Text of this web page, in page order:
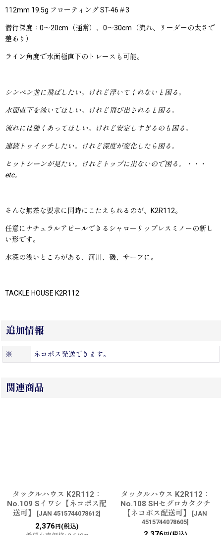
112mm 19.5g フローティング ST-46＃3
潜行深度：0〜20cm（通常）、0〜30cm（流れ、リーダーの太さで
差あり）
ライン角度で水面極直下のトレースも可能。
シンペン並に飛ばしたい。けれど浮いてくれないと困る。
水面直下を泳いでほしい。けれど飛び出されると困る。
流れには強くあってほしい。けれど安定しすぎるのも困る。
連続トゥイッチしたい。けれど深度が変化したら困る。
ヒットシーンが見たい。けれどトップに出ないので困る。・・・
etc。
そんな無茶な要求に同時にこたえられるのが、K2R112。
任意にナチュラルアピールできるシャローリップレスミノーの新し
い形です。
水深の浅いところがある、河川、磯、サーフに。
TACKLE HOUSE K2R112
追加情報
※ ネコポス発送できます。
関連商品
タックルハウス K2R112：
No.109 Sイワシ【ネコポス配
送可】
[JAN 4515744078612]
2,376 円(税込)
タックルハウス K2R112：
No.108 SHセグロカタクチ
【ネコポス配送可】
[JAN
4515744078605]